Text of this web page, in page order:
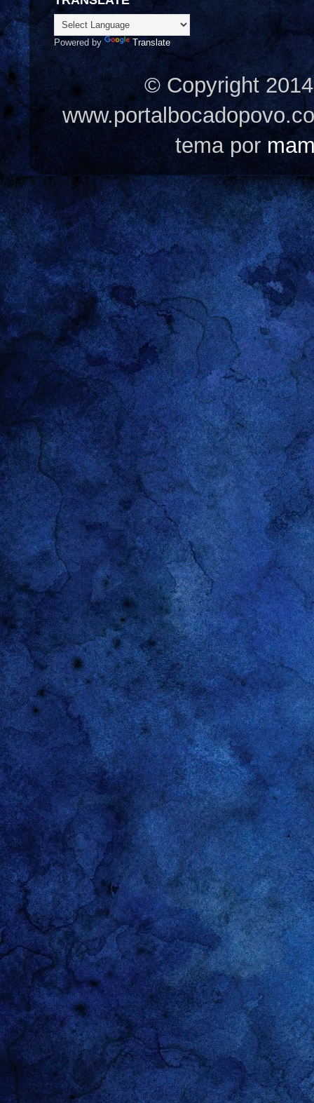
Powered by Translate
© Copyright
tema por